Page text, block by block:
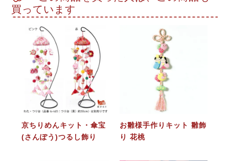
買っています
京ちりめんキット・傘宝
(さんぽう)つるし飾り
お雛様手作りキット 雛飾
り 花桃